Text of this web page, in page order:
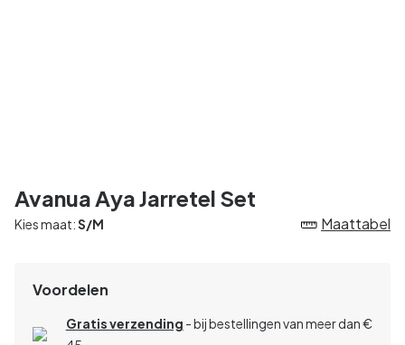
Avanua Aya Jarretel Set
Kies maat:S/M Maattabel
Voordelen
Gratis verzending - bij bestellingen van meer dan €